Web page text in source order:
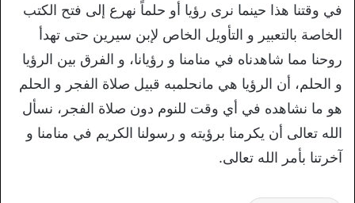
في وقتنا هذا حينما نرى رؤيا أو حلماً نهرع إلى فتح الكتب
الخاصة بالتعبير و التأويل الخاص لإبن سيرين حتى تهدأ
روحنا مما شاهدناه في منامنا و رؤيانا، و الفرق بين الرؤيا
و الحلم، أن الرؤيا هي مانحلمبه قبيل صلاة الفجر و الحلم
هو ما نشاهده في أي وقت للنوم دون صلاة الفجر، نسأل
الله تعالى أن يكرمنا برؤيته و رسولنا الكريم في منامنا و
آخرتنا بأمر الله تعالى.